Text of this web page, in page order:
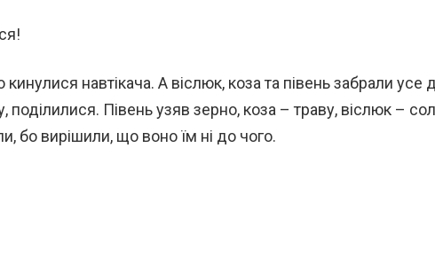
навтікача. А віслюк, коза та півень забрали усе
Півень узяв зерно, коза – траву, віслюк –
бо вирішили, що воно їм ні до чого.